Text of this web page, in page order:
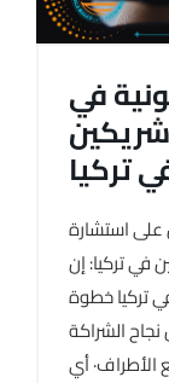
في
تركيا
استشارة
في تركيا: إن
تركيا خطوة
الشراكة